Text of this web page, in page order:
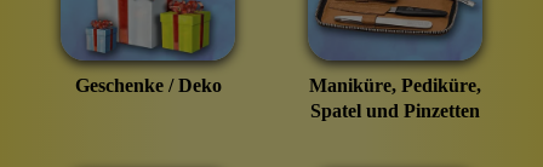
Geschenke / Deko
Maniküre, Pediküre,
Spatel und Pinzetten